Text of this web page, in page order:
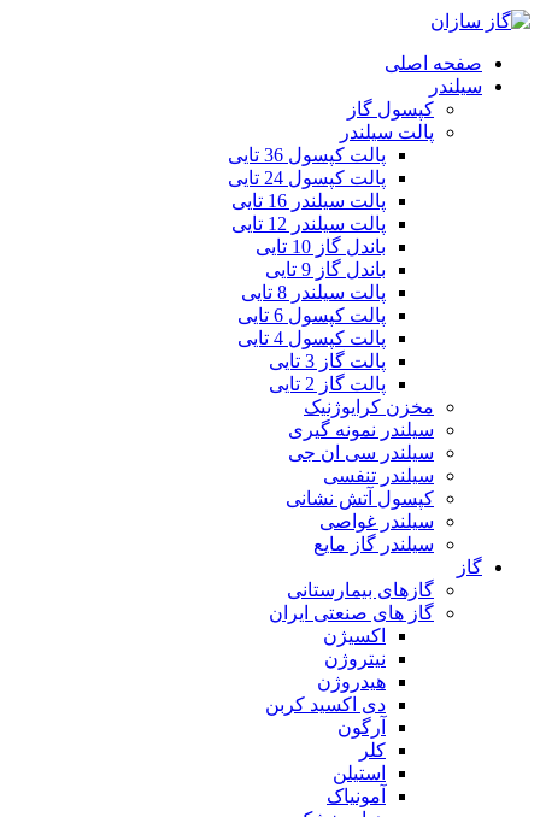
صفحه اصلی
سیلندر
کپسول گاز
پالت سیلندر
پالت کپسول 36 تایی
پالت کپسول 24 تایی
پالت سیلندر 16 تایی
پالت سیلندر 12 تایی
باندل گاز 10 تایی
باندل گاز 9 تایی
پالت سیلندر 8 تایی
پالت کپسول 6 تایی
پالت کپسول 4 تایی
پالت گاز 3 تایی
پالت گاز 2 تایی
مخزن کرایوژنیک
سیلندر نمونه گیری
سیلندر سی ان جی
سیلندر تنفسی
کپسول آتش نشانی
سیلندر غواصی
سیلندر گاز مایع
گاز
گازهای بیمارستانی
گاز های صنعتی ایران
اکسیژن
نیتروژن
هیدروژن
دی اکسید کربن
آرگون
کلر
استیلن
آمونیاک